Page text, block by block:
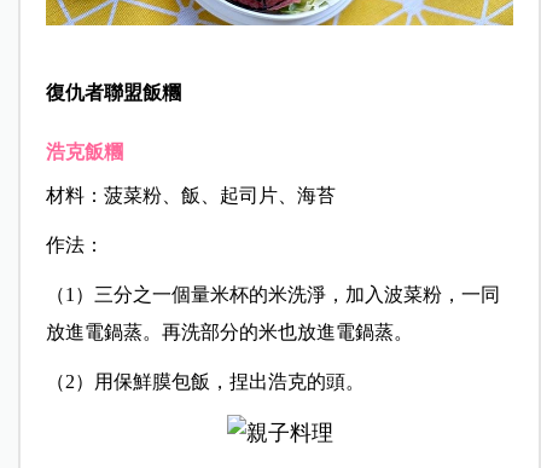
復仇者聯盟飯糰
浩克飯糰
材料：菠菜粉、飯、起司片、海苔
作法：
（1）三分之一個量米杯的米洗淨，加入波菜粉，一同
放進電鍋蒸。再洗部分的米也放進電鍋蒸。
（2）用保鮮膜包飯，捏出浩克的頭。